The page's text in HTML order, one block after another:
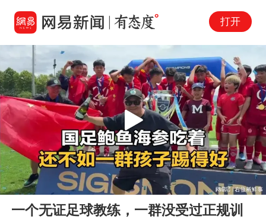
打开
00:00 03:45
Play
一个无证足球教练，一群没受过正规训